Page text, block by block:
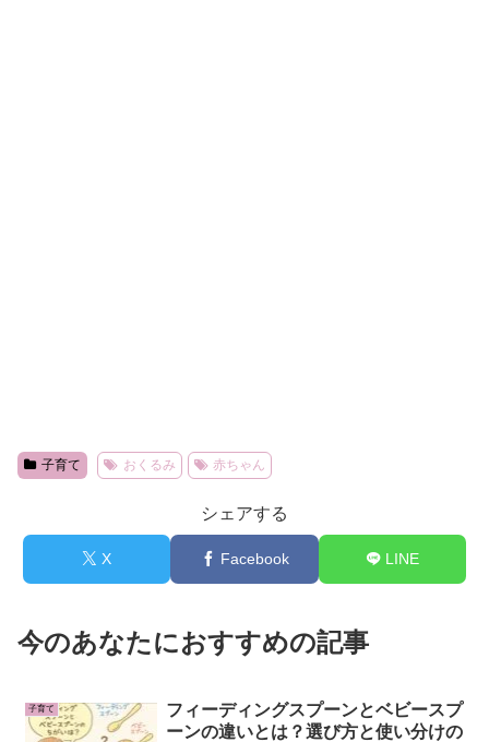
子育て おくるみ 赤ちゃん
シェアする
X Facebook LINE
今のあなたにおすすめの記事
子育て
フィーディングスプーンとベビースプ
ーンの違いとは？選び方と使い分けの